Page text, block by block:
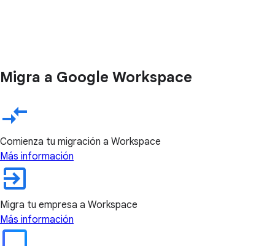
Migra a Google Workspace
Comienza tu migración a Workspace
Más información
Migra tu empresa a Workspace
Más información